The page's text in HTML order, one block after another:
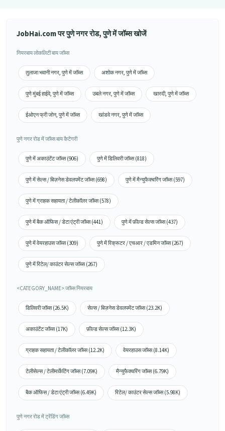
JobHai.com पर पुणे नगर रोड, पुणे में जॉब्स खोजें
नियरबाय लोकलिटी बाय जॉब्स
तुलाजा भवानी नगर, पुणे में जॉब्स अशोक नगर, पुणे में जॉब्स
पुणे मुंबई हाईवे, पुणे में जॉब्स उबले नगर, पुणे में जॉब्स खारदी, पुणे में जॉब्स
ईओएन फ्री जोन, पुणे में जॉब्स खांडवे नगर, पुणे में जॉब्स
पुणे नगर रोड में जॉब्स बाय कैटेगरी
पुणे में अकाउंटेंट जॉब्स (906) पुणे में डिलिवरी जॉब्स (818)
पुणे में सेल्स / बिज़नेस डेवलपमेंट जॉब्स (698) पुणे में मैन्युफैक्चरिंग जॉब्स (597)
पुणे में ग्राहक सहायता / टेलीकॉलर जॉब्स (578)
पुणे में बैक ऑफिस / डेटा एंट्री जॉब्स (441) पुणे में फ़ील्ड सेल्स जॉब्स (437)
पुणे में वेयरहाउस जॉब्स (309) पुणे में रिक्रूटर / एचआर / एडमिन जॉब्स (267)
पुणे में रिटेल/ काउंटर सेल्स जॉब्स (267)
<CATEGORY_NAME> जॉब्स नियरबाय
डिलिवरी जॉब्स (26.5K) सेल्स / बिज़नेस डेवलपमेंट जॉब्स (23.2K)
अकाउंटेंट जॉब्स (17K) फ़ील्ड सेल्स जॉब्स (12.3K)
ग्राहक सहायता / टेलीकॉलर जॉब्स (12.2K) वेयरहाउस जॉब्स (8.14K)
टेलीसेल्स / टेलीमार्केटिंग जॉब्स (7.09K) मैन्युफैक्चरिंग जॉब्स (6.79K)
बैक ऑफिस / डेटा एंट्री जॉब्स (6.49K) रिटेल/ काउंटर सेल्स जॉब्स (5.98K)
पुणे नगर रोड में ट्रेंडिंग जॉब्स